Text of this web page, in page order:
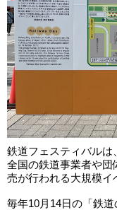
鉄道フェスティバルは
全国の鉄道事業者や団
売が行われる大規模イ
毎年10月14日の「鉄